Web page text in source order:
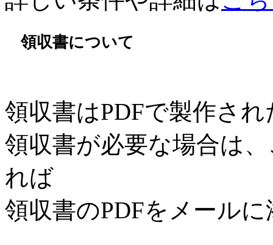
領収書について
領収書はPDFで製作さ
領収書が必要な場合は
れば
領収書のPDFをメール